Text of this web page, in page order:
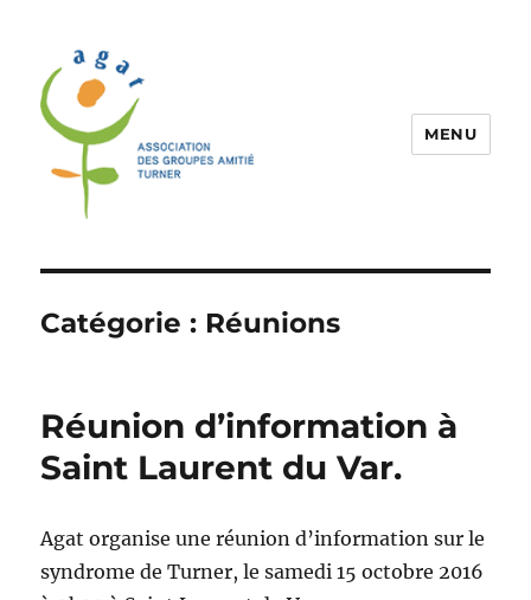
MENU
Catégorie : Réunions
Réunion d’information à
Saint Laurent du Var.
Agat organise une réunion d’information sur le
syndrome de Turner, le samedi 15 octobre 2016